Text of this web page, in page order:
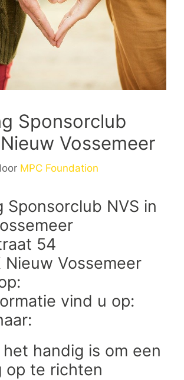
Sponsorclub
Vossemeer
MPC Foundation
Sponsorclub NVS in
54
Nieuw Vossemeer
vind u op:
het handig is om een
op te richten